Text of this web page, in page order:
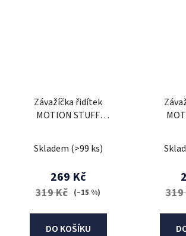
Závažíčka řidítek
MOTION STUFF
20mm)
Skladem (>99 ks)
269 Kč
319 Kč (–15 %)
DO KOŠÍKU
319